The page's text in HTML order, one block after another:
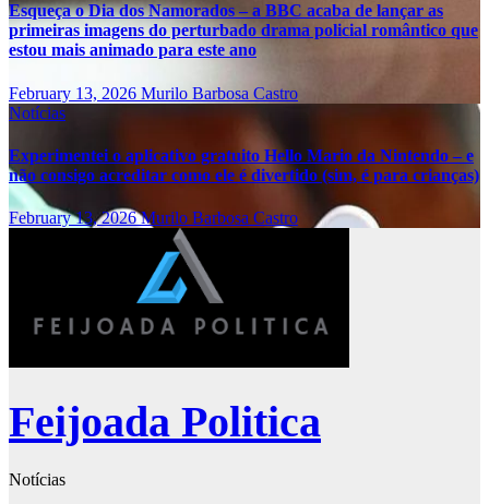
Esqueça o Dia dos Namorados – a BBC acaba de lançar as
primeiras imagens do perturbado drama policial romântico que
estou mais animado para este ano
February 13, 2026 Murilo Barbosa Castro
Notícias
Experimentei o aplicativo gratuito Hello Mario da Nintendo – e
não consigo acreditar como ele é divertido (sim, é para crianças)
February 13, 2026Murilo Barbosa Castro
Feijoada Politica
Notícias